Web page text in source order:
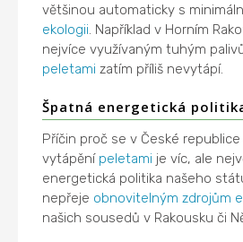
většinou automaticky s
ekologii. Například v Horním
nejvíce využívaným tuhým
peletami zatím příliš nevytápí.
Špatná energetická
Příčin proč se v České
vytápění peletami je víc, ale
energetická politika našeho
nepřeje obnovitelným zdrojům
našich sousedů v Rakousku či